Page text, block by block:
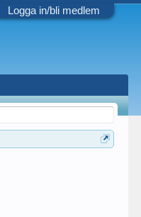
Logga in/bli medlem